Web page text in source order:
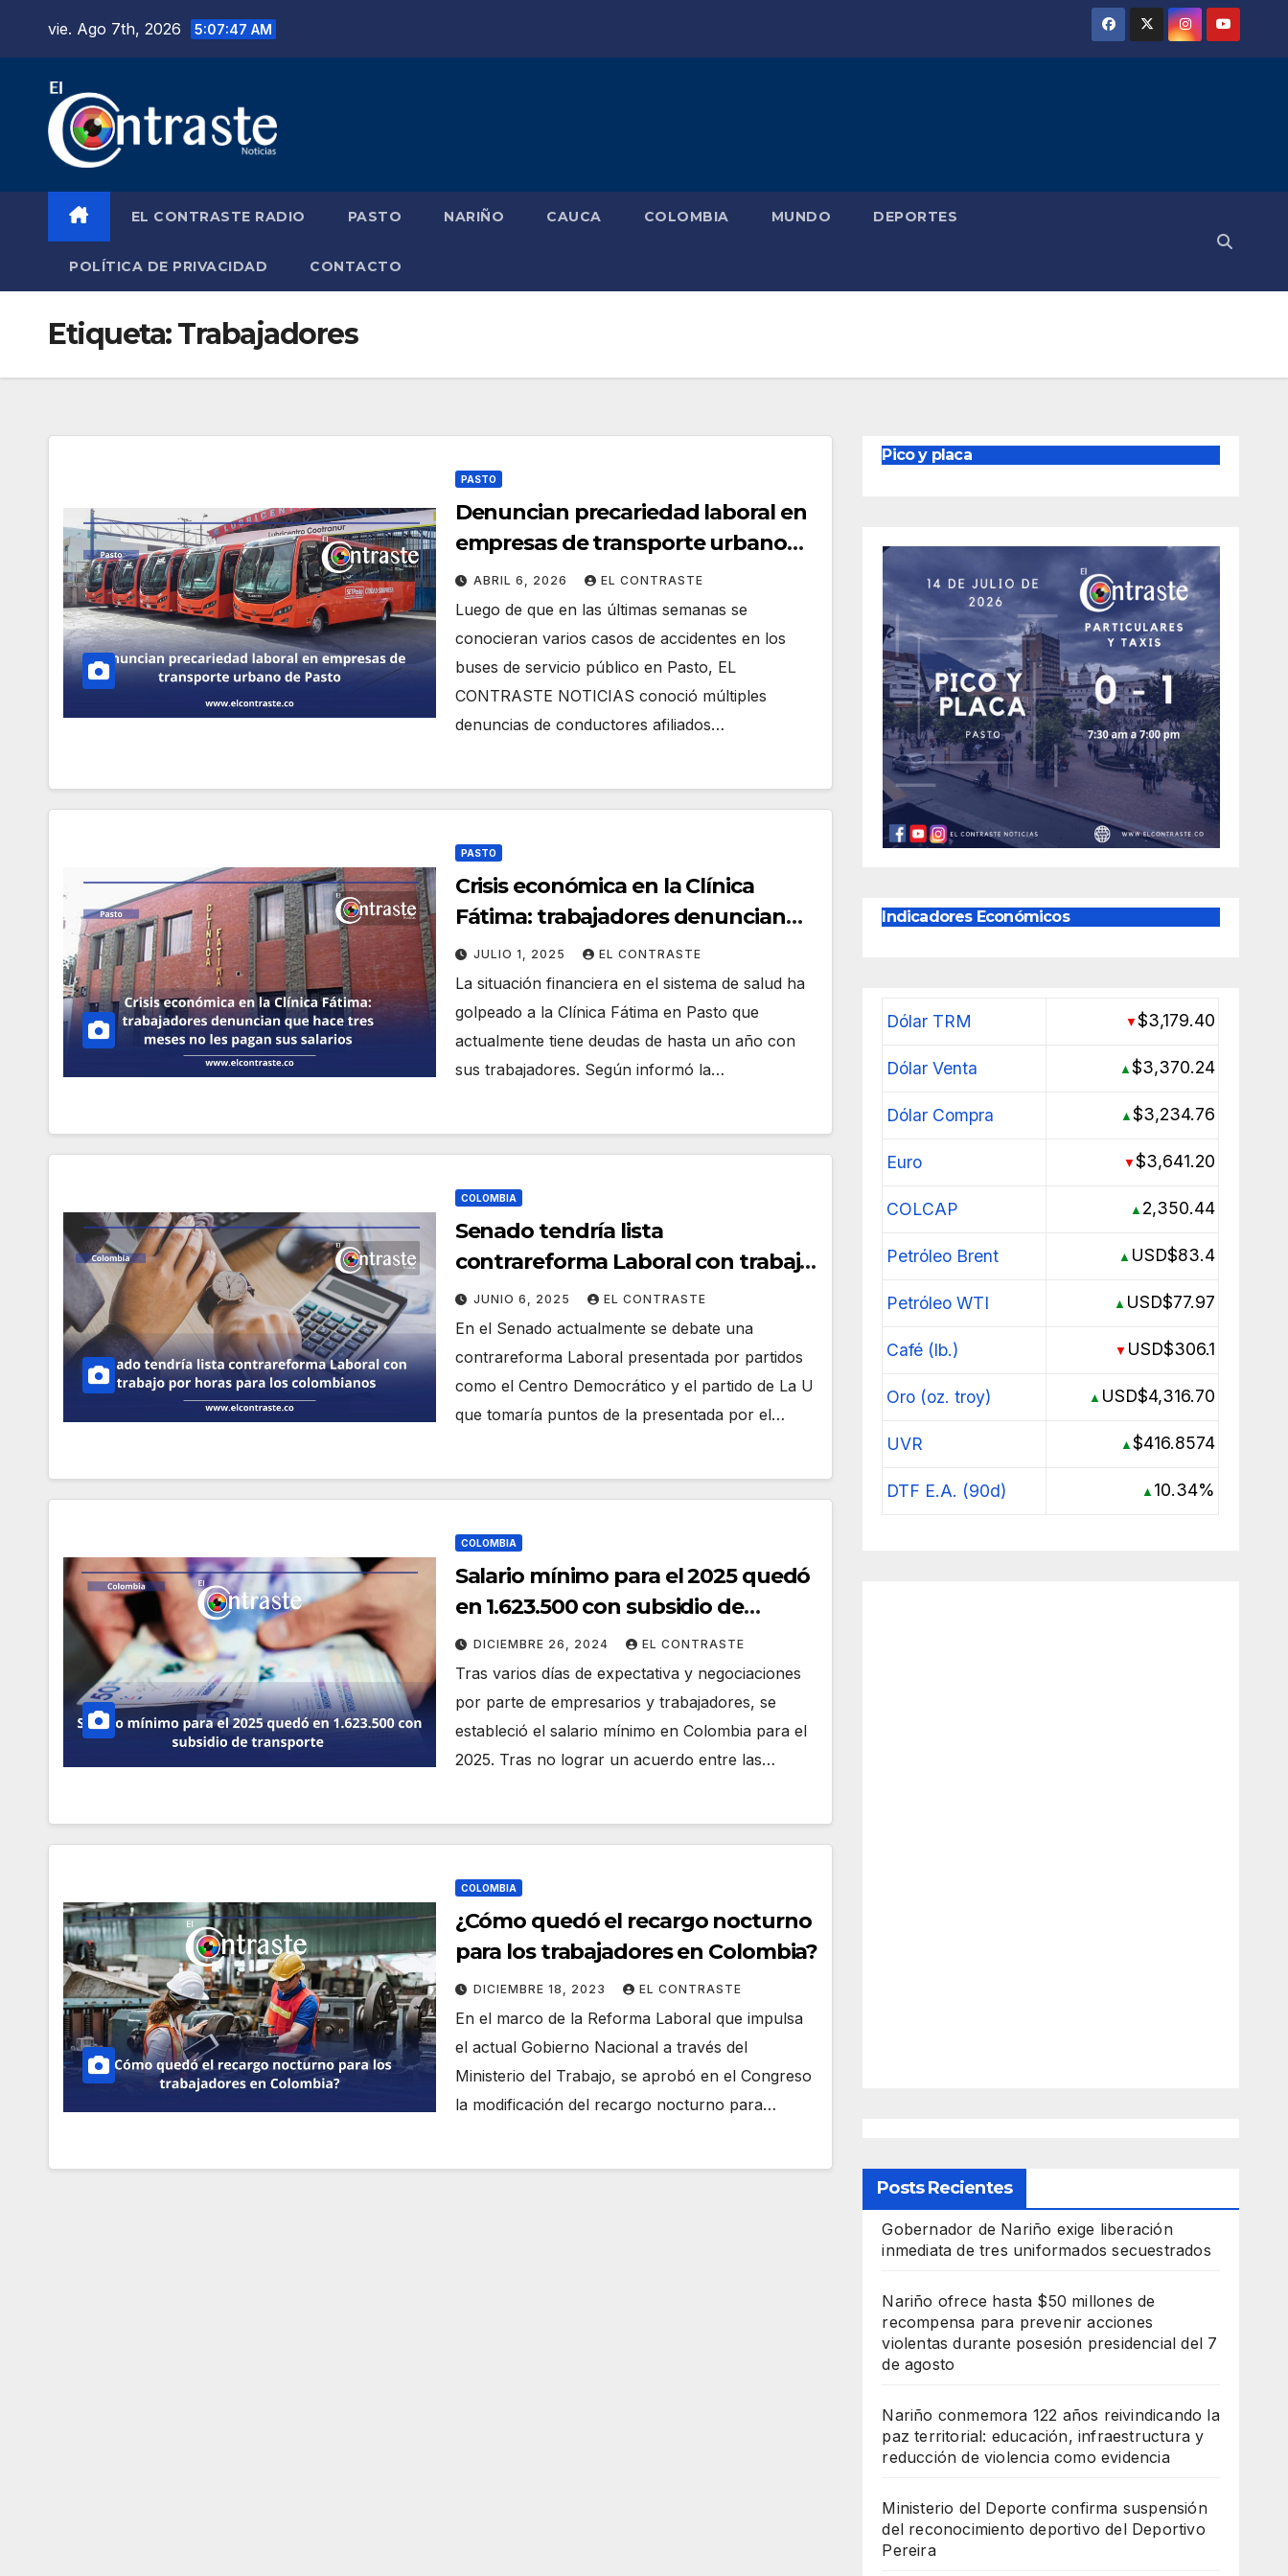
vie. Ago 7th, 2026 5:07:47 AM
EL CONTRASTE RADIO PASTO NARIÑO CAUCA COLOMBIA MUNDO DEPORTES
POLÍTICA DE PRIVACIDAD CONTACTO
Etiqueta:Trabajadores
PASTO
Denuncian precariedad laboral en
empresas de transporte urbano
de Pasto
ABRIL 6, 2026 EL CONTRASTE
Luego de que en las últimas semanas se
conocieran varios casos de accidentes en los
buses de servicio público en Pasto, EL
CONTRASTE NOTICIAS conoció múltiples
denuncias de conductores afiliados…
PASTO
Crisis económica en la Clínica
Fátima: trabajadores denuncian
que hace tres meses no les pagan
sus salarios
JULIO 1, 2025 EL CONTRASTE
La situación financiera en el sistema de salud ha
golpeado a la Clínica Fátima en Pasto que
actualmente tiene deudas de hasta un año con
sus trabajadores. Según informó la…
COLOMBIA
Senado tendría lista
contrareforma Laboral con trabajo
por horas para los colombianos
JUNIO 6, 2025 EL CONTRASTE
En el Senado actualmente se debate una
contrareforma Laboral presentada por partidos
como el Centro Democrático y el partido de La U
que tomaría puntos de la presentada por el…
COLOMBIA
Salario mínimo para el 2025 quedó
en 1.623.500 con subsidio de
transporte
DICIEMBRE 26, 2024 EL CONTRASTE
Tras varios días de expectativa y negociaciones
por parte de empresarios y trabajadores, se
estableció el salario mínimo en Colombia para el
2025. Tras no lograr un acuerdo entre las…
COLOMBIA
¿Cómo quedó el recargo nocturno
para los trabajadores en Colombia?
DICIEMBRE 18, 2023 EL CONTRASTE
En el marco de la Reforma Laboral que impulsa
el actual Gobierno Nacional a través del
Ministerio del Trabajo, se aprobó en el Congreso
la modificación del recargo nocturno para…
Pico y placa
Indicadores Económicos
Dólar TRM ▼$3,179.40
Dólar Venta ▲$3,370.24
Dólar Compra ▲$3,234.76
Euro ▼$3,641.20
COLCAP ▲ 2,350.44
Petróleo Brent ▲ USD$83.4
Petróleo WTI ▲ USD$77.97
Café (lb.) ▼ USD$306.1
Oro (oz. troy) ▲ USD$4,316.70
UVR ▲$416.8574
DTF E.A. (90d) ▲ 10.34%
Posts Recientes
Gobernador de Nariño exige liberación
inmediata de tres uniformados secuestrados
Nariño ofrece hasta $50 millones de
recompensa para prevenir acciones
violentas durante posesión presidencial del 7
de agosto
Nariño conmemora 122 años reivindicando la
paz territorial: educación, infraestructura y
reducción de violencia como evidencia
Ministerio del Deporte confirma suspensión
del reconocimiento deportivo del Deportivo
Pereira